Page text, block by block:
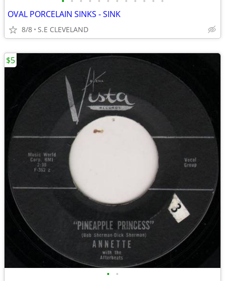
OVAL PORCELAIN SINKS - SINK
8/8 S.E CLEVELAND
• •
$5